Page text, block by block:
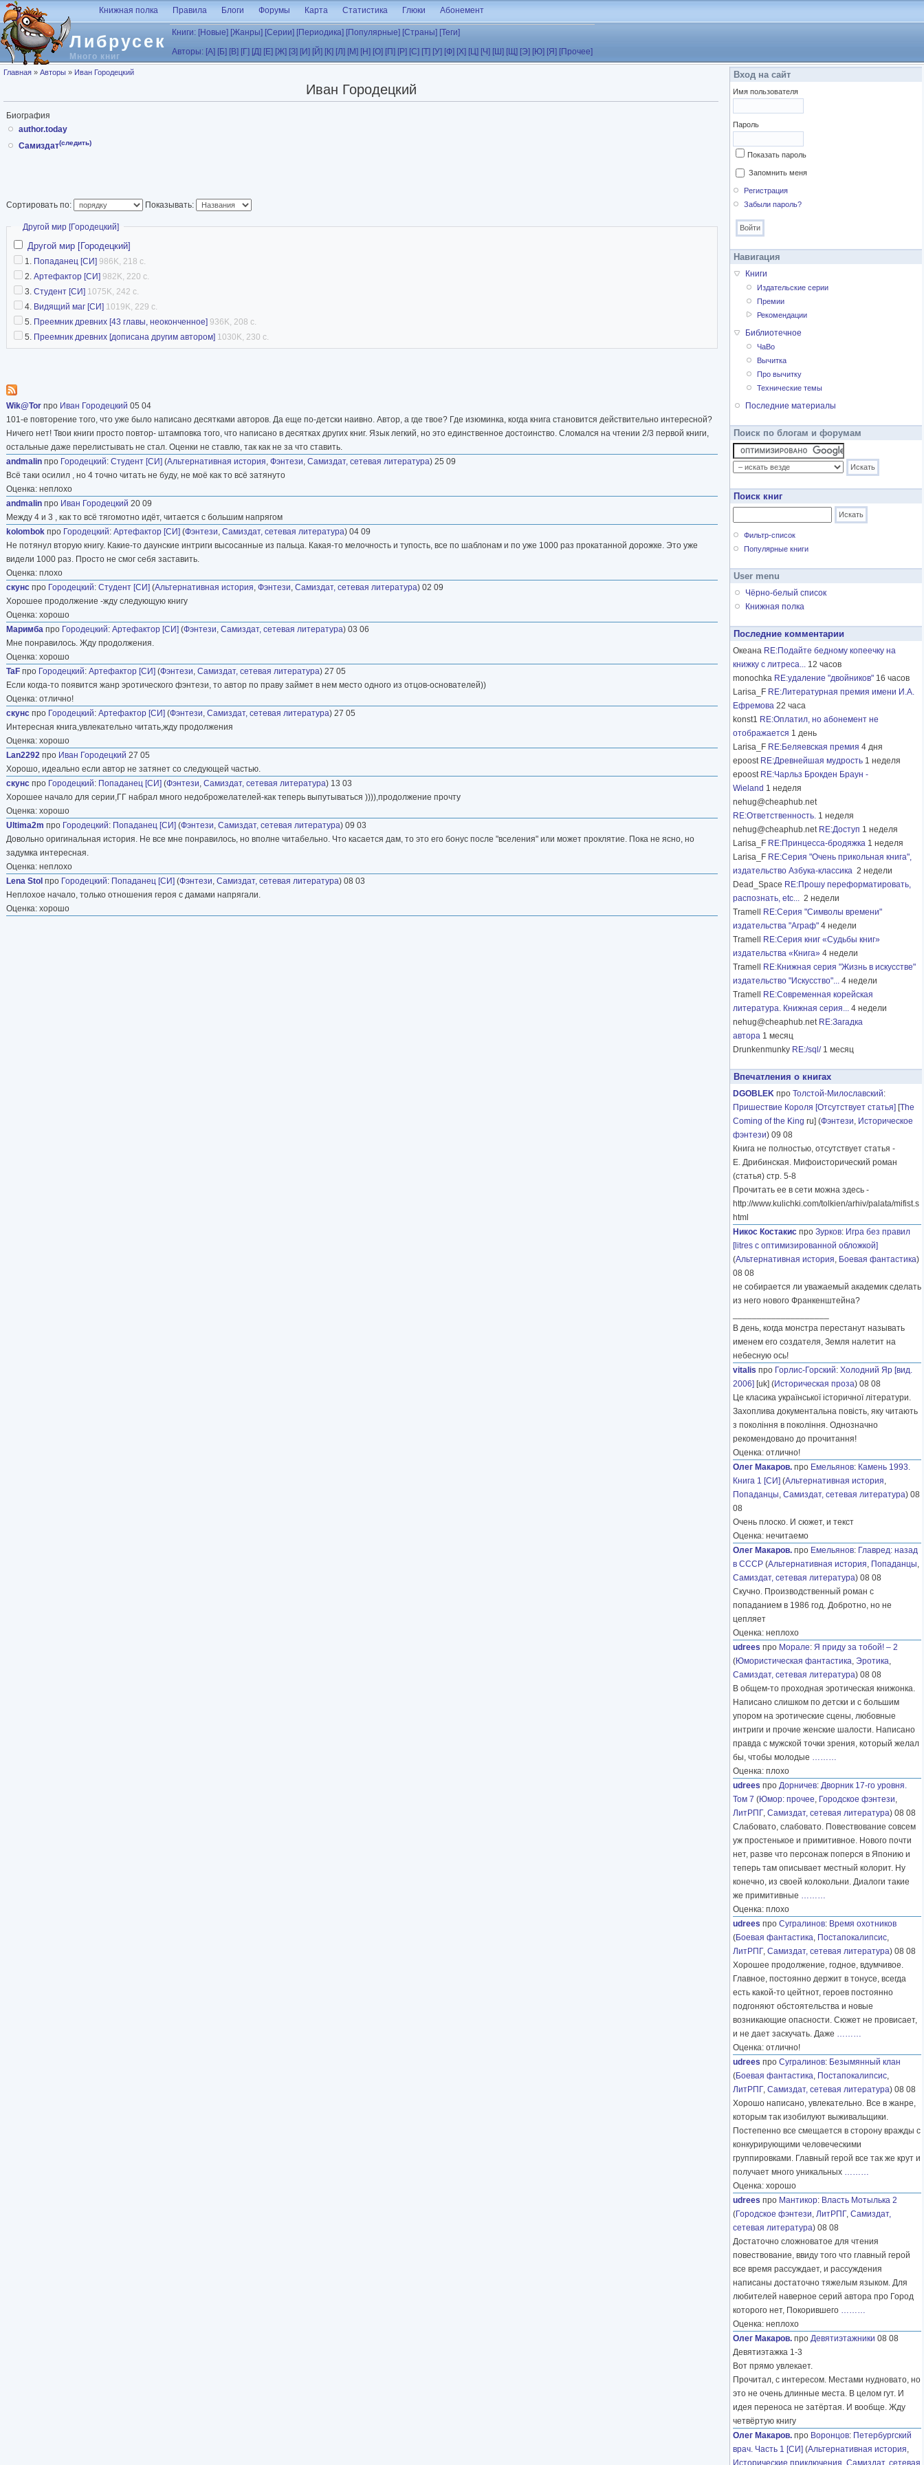
Перейти к основному содержанию
Либрусек
Много книг
Книжная полка Правила Блоги Форумы Карта Статистика Глюки Абонемент
Книги: [Новые] [Жанры] [Серии] [Периодика] [Популярные] [Страны] [Теги]
Авторы: [А] [Б] [В] [Г] [Д] [Е] [Ж] [З] [И] [Й] [К] [Л] [М] [Н] [О] [П] [Р] [С] [Т] [У] [Ф] [Х] [Ц] [Ч] [Ш] [Щ] [Э] [Ю] [Я] [Прочее]
Вы здесь
Главная » Авторы » Иван Городецкий
Иван Городецкий
Биография
author.today
Самиздат(следить)
Сортировать по: Показывать:
Скрыть
Другой мир [Городецкий]
Другой мир [Городецкий]
1. Попаданец [СИ] 986K, 218 с.
2. Артефактор [СИ] 982K, 220 с.
3. Студент [СИ] 1075K, 242 с.
4. Видящий маг [СИ] 1019K, 229 с.
5. Преемник древних [43 главы, неоконченное] 936K, 208 с.
5. Преемник древних [дописана другим автором] 1030K, 230 с.
Wik@Tor про Иван Городецкий 05 04
101-е повторение того, что уже было написано десятками авторов. Да еще по-детски наивно. Автор, а где твое? Где изюминка, когда книга становится действительно интересной?
Ничего нет! Твои книги просто повтор- штамповка того, что написано в десятках других книг. Язык легкий, но это единственное достоинство. Сломался на чтении 2/3 первой книги,
остальные даже перелистывать не стал. Оценки не ставлю, так как не за что ставить.
andmalin про Городецкий: Студент [СИ] (Альтернативная история, Фэнтези, Самиздат, сетевая литература) 25 09
Всё таки осилил , но 4 точно читать не буду, не моё как то всё затянуто
Оценка: неплохо
andmalin про Иван Городецкий 20 09
Между 4 и 3 , как то всё тягомотно идёт, читается с большим напрягом
kolombok про Городецкий: Артефактор [СИ] (Фэнтези, Самиздат, сетевая литература) 04 09
Не потянул вторую книгу. Какие-то даунские интриги высосанные из пальца. Какая-то мелочность и тупость, все по шаблонам и по уже 1000 раз прокатанной дорожке. Это уже
видели 1000 раз. Просто не смог себя заставить.
Оценка: плохо
скунс про Городецкий: Студент [СИ] (Альтернативная история, Фэнтези, Самиздат, сетевая литература) 02 09
Хорошее продолжение -жду следующую книгу
Оценка: хорошо
Маримба про Городецкий: Артефактор [СИ] (Фэнтези, Самиздат, сетевая литература) 03 06
Мне понравилось. Жду продолжения.
Оценка: хорошо
TaF про Городецкий: Артефактор [СИ] (Фэнтези, Самиздат, сетевая литература) 27 05
Если когда-то появится жанр эротического фэнтези, то автор по праву займет в нем место одного из отцов-основателей))
Оценка: отлично!
скунс про Городецкий: Артефактор [СИ] (Фэнтези, Самиздат, сетевая литература) 27 05
Интересная книга,увлекательно читать,жду продолжения
Оценка: хорошо
Lan2292 про Иван Городецкий 27 05
Хорошо, идеально если автор не затянет со следующей частью.
скунс про Городецкий: Попаданец [СИ] (Фэнтези, Самиздат, сетевая литература) 13 03
Хорошее начало для серии,ГГ набрал много недоброжелателей-как теперь выпутываться )))),продолжение прочту
Оценка: хорошо
Ultima2m про Городецкий: Попаданец [СИ] (Фэнтези, Самиздат, сетевая литература) 09 03
Довольно оригинальная история. Не все мне понравилось, но вполне читабельно. Что касается дам, то это его бонус после "вселения" или может проклятие. Пока не ясно, но
задумка интересная.
Оценка: неплохо
Lena Stol про Городецкий: Попаданец [СИ] (Фэнтези, Самиздат, сетевая литература) 08 03
Неплохое начало, только отношения героя с дамами напрягали.
Оценка: хорошо
Вход на сайт
Имя пользователя
Пароль
Показать пароль
Запомнить меня
Регистрация
Забыли пароль?
Навигация
Книги
Издательские серии
Премии
Рекомендации
Библиотечное
ЧаВо
Вычитка
Про вычитку
Технические темы
Последние материалы
Поиск по блогам и форумам
Поиск книг
Фильтр-список
Популярные книги
User menu
Чёрно-белый список
Книжная полка
Последние комментарии
Океана RE:Подайте бедному копеечку на
книжку с литреса... 12 часов
monochka RE:удаление "двойников" 16 часов
Larisa_F RE:Литературная премия имени И.А.
Ефремова 22 часа
konst1 RE:Оплатил, но абонемент не
отображается 1 день
Larisa_F RE:Беляевская премия 4 дня
epoost RE:Древнейшая мудрость 1 неделя
epoost RE:Чарльз Брокден Браун -
Wieland 1 неделя
nehug@cheaphub.net
RE:Ответственность. 1 неделя
nehug@cheaphub.net RE:Доступ 1 неделя
Larisa_F RE:Принцесса-бродяжка 1 неделя
Larisa_F RE:Серия "Очень прикольная книга",
издательство Азбука-классика 2 недели
Dead_Space RE:Прошу переформатировать,
распознать, etc... 2 недели
Tramell
RE:Серия "Символы времени"
издательства "Аграф" 4 недели
Tramell
RE:Серия книг «Судьбы книг»
издательства «Книга» 4 недели
Tramell
RE:Книжная серия "Жизнь в искусстве"
издательство "Искусство"... 4 недели
Tramell
RE:Современная корейская
литература. Книжная серия... 4 недели
nehug@cheaphub.net RE:Загадка
автора 1 месяц
Drunkenmunky RE:/sql/ 1 месяц
Впечатления о книгах
DGOBLEK про Толстой-Милославский:
Пришествие Короля [Отсутствует статья] [The
Coming of the King ru] (Фэнтези, Историческое
фэнтези) 09 08
Книга не полностью, отсутствует статья -
Е. Дрибинская. Мифоисторический роман
(статья) стр. 5-8
Прочитать ее в сети можна здесь -
http://www.kulichki.com/tolkien/arhiv/palata/mifist.s
html
Никос Костакис про Зурков: Игра без правил
[litres с оптимизированной обложкой]
(Альтернативная история, Боевая фантастика)
08 08
не собирается ли уважаемый академик сделать
из него нового Франкенштейна?
В день, когда монстра перестанут называть
именем его создателя, Земля налетит на
небесную ось!
vitalis про Горлис-Горский: Холодний Яр [вид.
2006] [uk] (Историческая проза) 08 08
Це класика української історичної літератури.
Захоплива документальна повість, яку читають
з покоління в покоління. Однозначно
рекомендовано до прочитання!
Оценка: отлично!
Олег Макаров. про Емельянов: Камень 1993.
Книга 1 [СИ] (Альтернативная история,
Попаданцы, Самиздат, сетевая литература) 08
08
Очень плоско. И сюжет, и текст
Оценка: нечитаемо
Олег Макаров. про Емельянов: Главред: назад
в СССР (Альтернативная история, Попаданцы,
Самиздат, сетевая литература) 08 08
Скучно. Производственный роман с
попаданием в 1986 год. Добротно, но не
цепляет
Оценка: неплохо
udrees про Морале: Я приду за тобой! – 2
(Юмористическая фантастика, Эротика,
Самиздат, сетевая литература) 08 08
В общем-то проходная эротическая книжонка.
Написано слишком по детски и с большим
упором на эротические сцены, любовные
интриги и прочие женские шалости. Написано
правда с мужской точки зрения, который желал
бы, чтобы молодые ………
Оценка: плохо
udrees про Дорничев: Дворник 17-го уровня.
Том 7 (Юмор: прочее, Городское фэнтези,
ЛитРПГ, Самиздат, сетевая литература) 08 08
Слабовато, слабовато. Повествование совсем
уж простенькое и примитивное. Нового почти
нет, разве что персонаж поперся в Японию и
теперь там описывает местный колорит. Ну
конечно, из своей колокольни. Диалоги такие
же примитивные ………
Оценка: плохо
udrees про Сугралинов: Время охотников
(Боевая фантастика, Постапокалипсис,
ЛитРПГ, Самиздат, сетевая литература) 08 08
Хорошее продолжение, годное, вдумчивое.
Главное, постоянно держит в тонусе, всегда
есть какой-то цейтнот, героев постоянно
подгоняют обстоятельства и новые
возникающие опасности. Сюжет не провисает,
и не дает заскучать. Даже ………
Оценка: отлично!
udrees про Сугралинов: Безымянный клан
(Боевая фантастика, Постапокалипсис,
ЛитРПГ, Самиздат, сетевая литература) 08 08
Хорошо написано, увлекательно. Все в жанре,
которым так изобилуют выживальщики.
Постепенно все смещается в сторону вражды с
конкурирующими человеческими
группировками. Главный герой все так же крут и
получает много уникальных ………
Оценка: хорошо
udrees про Мантикор: Власть Мотылька 2
(Городское фэнтези, ЛитРПГ, Самиздат,
сетевая литература) 08 08
Достаточно сложноватое для чтения
повествование, ввиду того что главный герой
все время рассуждает, и рассуждения
написаны достаточно тяжелым языком. Для
любителей наверное серий автора про Город
которого нет, Покорившего ………
Оценка: неплохо
Олег Макаров. про Девятиэтажники 08 08
Девятиэтажка 1-3
Вот прямо увлекает.
Прочитал, с интересом. Местами нудновато, но
это не очень длинные места. В целом гут. И
идея переноса не затёртая. И вообще. Жду
четвёртую книгу
Олег Макаров. про Воронцов: Петербургский
врач. Часть 1 [СИ] (Альтернативная история,